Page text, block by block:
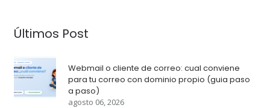
Últimos Post
Webmail o cliente de correo: cual conviene
para tu correo con dominio propio (guia paso
a paso)
agosto 06, 2026